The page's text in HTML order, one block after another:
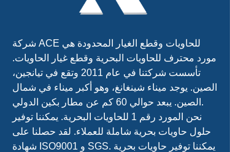
شركة ACE للحاويات وقطع الغيار المحدودة هي
مورد محترف للحاويات البحرية وقطع غيار الحاويات.
تأسست شركتنا في عام 2011 وتقع في تيانجين،
الصين. يوجد ميناء شينغانغ، وهو أكبر ميناء في شمال
الصين. يبعد حوالي 60 كم عن مطار بكين الدولي.
نحن المورد رقم 1 للحاويات البحرية. يمكننا توفير
حلول حاويات بحرية شاملة للعملاء. لقد حصلنا على
شهادة ISO9001 و SGS. يمكننا توفير حاويات بحرية